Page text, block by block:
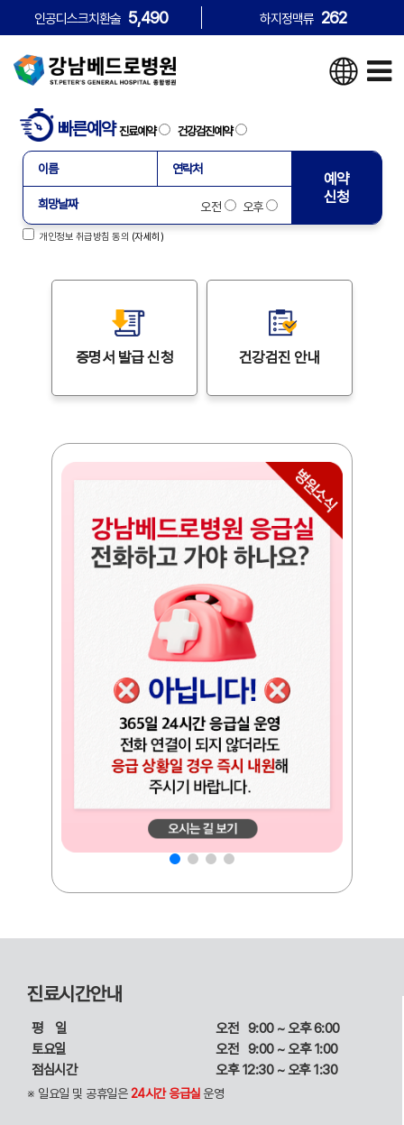
인공디스크치환술 5,490 하지정맥류 262
빠른예약진료예약 건강검진예약
오전 오후
예약
신청
개인정보 취급방침 동의 (자세히)
증명서 발급 신청 건강검진 안내
진료시간안내
평일
토요일
점심시간
오전 9:00 ~ 오후 6:00
오전 9:00 ~ 오후 1:00
오후 12:30 ~ 오후 1:30
※ 일요일 및 공휴일은 24시간 응급실 운영